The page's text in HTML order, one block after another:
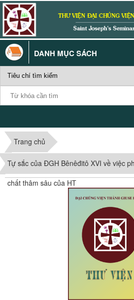
DANH MỤC SÁCH
Trang chủ
Tự sắc của ĐGH Bênêđitô XVI về việc
chất thâm sâu của HT